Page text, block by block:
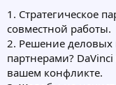
1. Стратегическое
совместной работы.
2. Решение деловых
партнерами?
вашем конфликте.